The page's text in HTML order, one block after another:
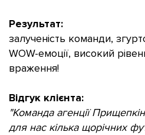
Результат:
залученість команди,
WOW-емоції, високий
враження!
Відгук клієнта:
"Команда агенції
для нас кілька щорічних